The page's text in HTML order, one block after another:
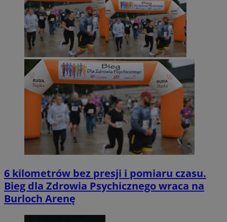
6 kilometrów bez presji i pomiaru czasu.
Bieg dla Zdrowia Psychicznego wraca na
Burloch Arenę